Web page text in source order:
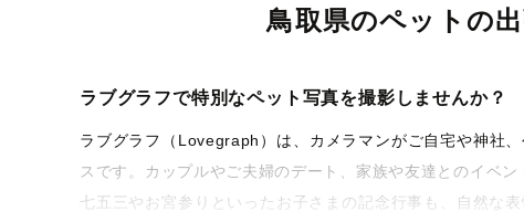
鳥取県のペットの
ラブグラフで特別なペット写真を撮影しませんか？
ラブグラフ（Lovegraph）は、カメラマンがご自宅や神社
スです。カップルやご夫婦のデート、家族や友達とのイベ
七五三やお宮参りといったお子さまの記念行事も、自然な